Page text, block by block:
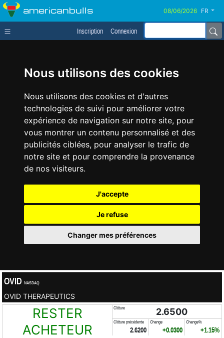
Nous utilisons des cookies
Nous utilisons des cookies et d'autres
technologies de suivi pour améliorer votre
expérience de navigation sur notre site, pour
vous montrer un contenu personnalisé et des
publicités ciblées, pour analyser le trafic de
notre site et pour comprendre la provenance
de nos visiteurs.
J'accepte
Je refuse
Changer mes préférences
americanbulls FR
Inscription Connexion
OVID NASDAQ
OVID THERAPEUTICS
RESTER
ACHETEUR
Clôture 2.6500
Clôture précédente
2.6200
Change
+0.0300
Change%
+1.15%